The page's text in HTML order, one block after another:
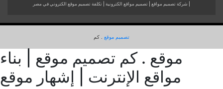
| شركة تصميم مواقع | تصميم مواقع الكترونية | تكلفة تصميم موقع الكتروني في مصر
تصميم موقع . كم
موقع . كم تصميم موقع | بناء
مواقع الإنترنت | إشهار موقع